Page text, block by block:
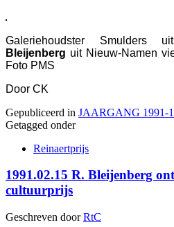
Galeriehoudster
Bleijenberg uit Nieuw-Namen
Foto PMS
Door CK
Gepubliceerd in JAARGANG 1991-
Getagged onder
Reinaertprijs
1991.02.15 R. Bleijenberg
cultuurprijs
Geschreven doorRtC